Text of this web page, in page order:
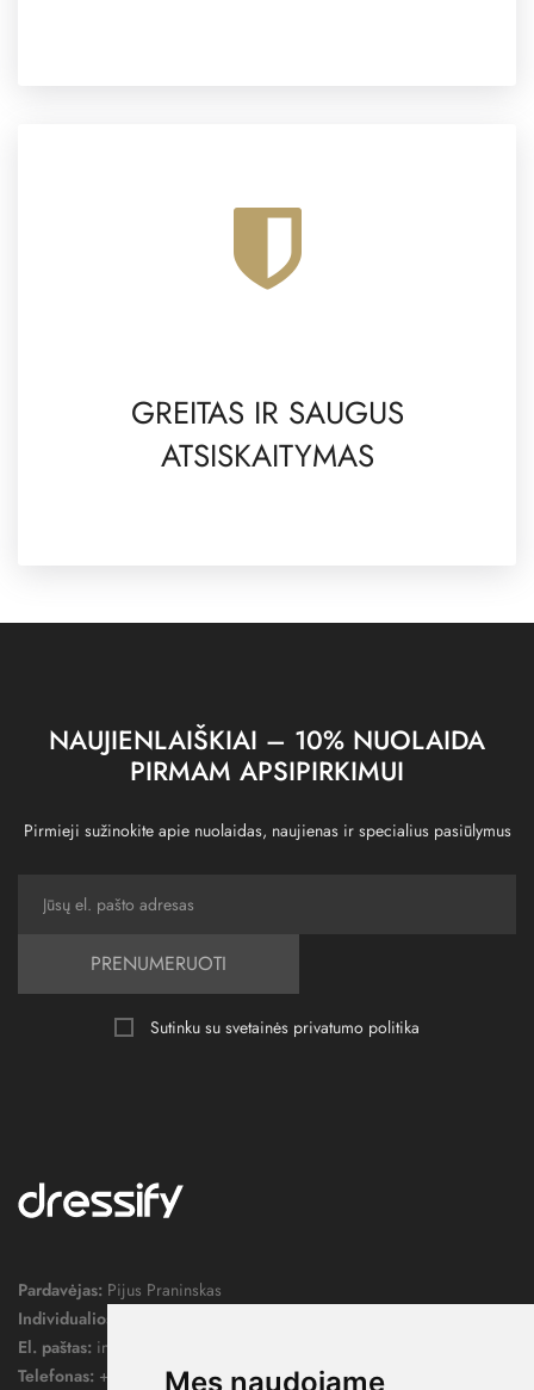
Mes naudojame
GREITAS IR SAUGUS
ATSISKAITYMAS
NAUJIENLAIŠKIAI – 10% NUOLAIDA
PIRMAM APSIPIRKIMUI
Pirmieji sužinokite apie nuolaidas, naujienas ir specialius pasiūlymus
PRENUMERUOTI
Sutinku su svetainės privatumo politika
Pardavėjas: Pijus Praninskas
Individualios veiklos pažymos nr.:
El. paštas: info@dressify.lt
Telefonas: +370 676 78578